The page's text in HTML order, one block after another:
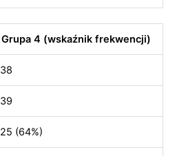
Grupa 4 (wskaźnik frekwencji)
38
39
25 (64%)